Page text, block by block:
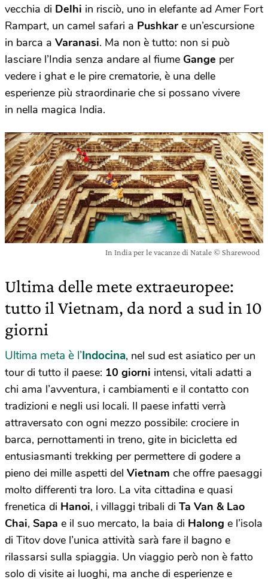
vecchia di Delhi in risciò, uno in elefante ad Amer Fort
Rampart, un camel safari a Pushkar e un’escursione
in barca a Varanasi. Ma non è tutto: non si può
lasciare l’India senza andare al fiume Gange per
vedere i ghat e le pire crematorie, è una delle
esperienze più straordinarie che si possano vivere
in nella magica India.
In India per le vacanze di Natale © Sharewood
Ultima delle mete extraeuropee:
tutto il Vietnam, da nord a sud in 10
giorni
Ultima meta è l’Indocina, nel sud est asiatico per un
tour di tutto il paese: 10 giorni intensi, vitali adatti a
chi ama l’avventura, i cambiamenti e il contatto con
tradizioni e negli usi locali. Il paese infatti verrà
attraversato con ogni mezzo possibile: crociere in
barca, pernottamenti in treno, gite in bicicletta ed
entusiasmanti trekking per permettere di godere a
pieno dei mille aspetti del Vietnam che offre paesaggi
molto differenti tra loro. La vita cittadina e quasi
frenetica di Hanoi, i villaggi tribali di Ta Van & Lao
Chai, Sapa e il suo mercato, la baia di Halong e l’isola
di Titov dove l’unica attività sarà fare il bagno e
rilassarsi sulla spiaggia. Un viaggio però non è fatto
solo di visite ai luoghi, ma anche di esperienze e